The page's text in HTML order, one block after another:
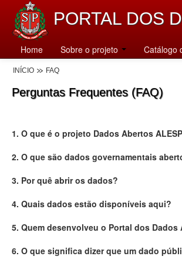
PORTAL DOS
Home Sobre o projeto Catálogo
INÍCIO FAQ
Perguntas Frequentes (FAQ)
1. O que é o projeto Dados Abertos
2. O que são dados governamentais
3. Por quê abrir os dados?
4. Quais dados estão disponíveis aqui?
5. Quem desenvolveu o Portal dos Dados
6. O que significa dizer que um dado